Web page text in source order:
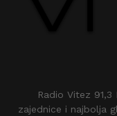
Radio Vitez
zajednice i najbolja